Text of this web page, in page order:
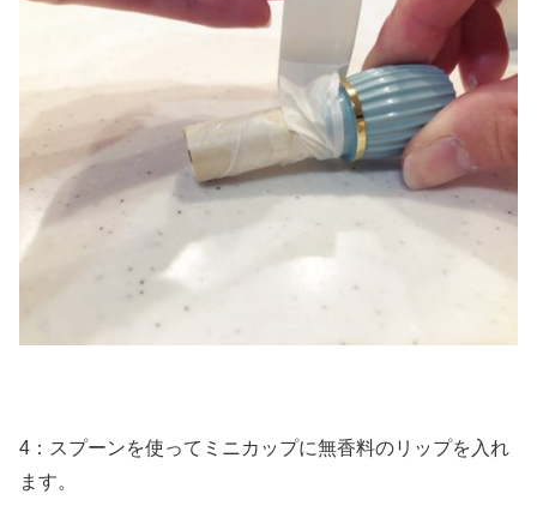
4：スプーンを使ってミニカップに無香料のリップを入れ
ます。